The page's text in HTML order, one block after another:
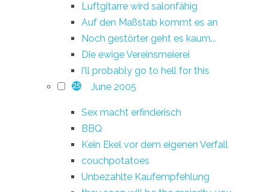
Luftgitarre wird salonfähig
Auf den Maßstab kommt es an
Noch gestörter geht es kaum...
Die ewige Vereinsmeierei
i'll probably go to hell for this
25 June 2005
Sex macht erfinderisch
BBQ
Kein Ekel vor dem eigenen Verfall
couchpotatoes
Unbezahlte Kaufempfehlung